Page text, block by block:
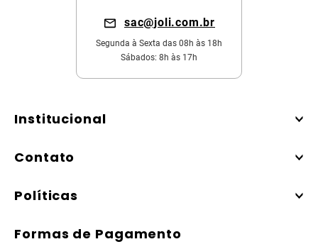
sac@joli.com.br
Segunda à Sexta das 08h às 18h
Sábados: 8h às 17h
Institucional
Contato
Políticas
Formas de Pagamento